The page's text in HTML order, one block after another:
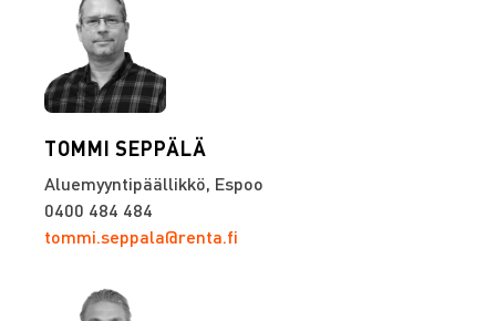
TOMMI SEPPÄLÄ
Aluemyyntipäällikkö, Espoo
0400 484 484
tommi.seppala@renta.fi